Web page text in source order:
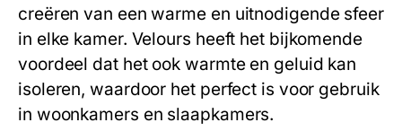
creëren van een warme en uitnodigende sfeer
in elke kamer. Velours heeft het bijkomende
voordeel dat het ook warmte en geluid kan
isoleren, waardoor het perfect is voor gebruik
in woonkamers en slaapkamers.